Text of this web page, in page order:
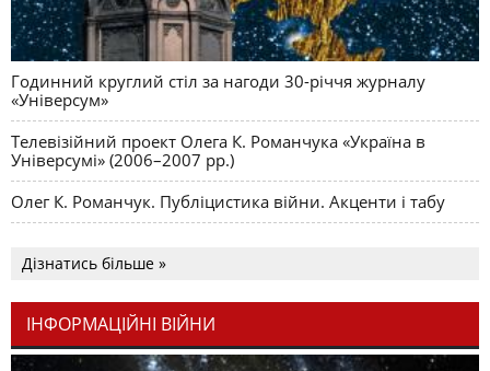
Годинний круглий стіл за нагоди 30-річчя журналу
«Універсум»
Телевізійний проект Олега К. Романчука «Україна в
Універсумі» (2006–2007 рр.)
Олег К. Романчук. Публіцистика війни. Акценти і табу
Дізнатись більше »
ІНФОРМАЦІЙНІ ВІЙНИ